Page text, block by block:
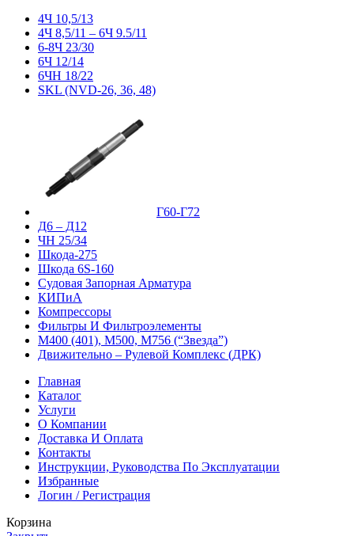
4Ч 10,5/13
4Ч 8,5/11 – 6Ч 9.5/11
6-8Ч 23/30
6Ч 12/14
6ЧН 18/22
SKL (NVD-26, 36, 48)
Г60-Г72
Д6 – Д12
ЧН 25/34
Шкода-275
Шкода 6S-160
Судовая Запорная Арматура
КИПиА
Компрессоры
Фильтры И Фильтроэлементы
М400 (401), М500, М756 (“Звезда”)
Движительно – Рулевой Комплекс (ДРК)
Главная
Каталог
Услуги
О Компании
Доставка И Оплата
Контакты
Инструкции, Руководства По Эксплуатации
Избранные
Логин / Регистрация
Корзина